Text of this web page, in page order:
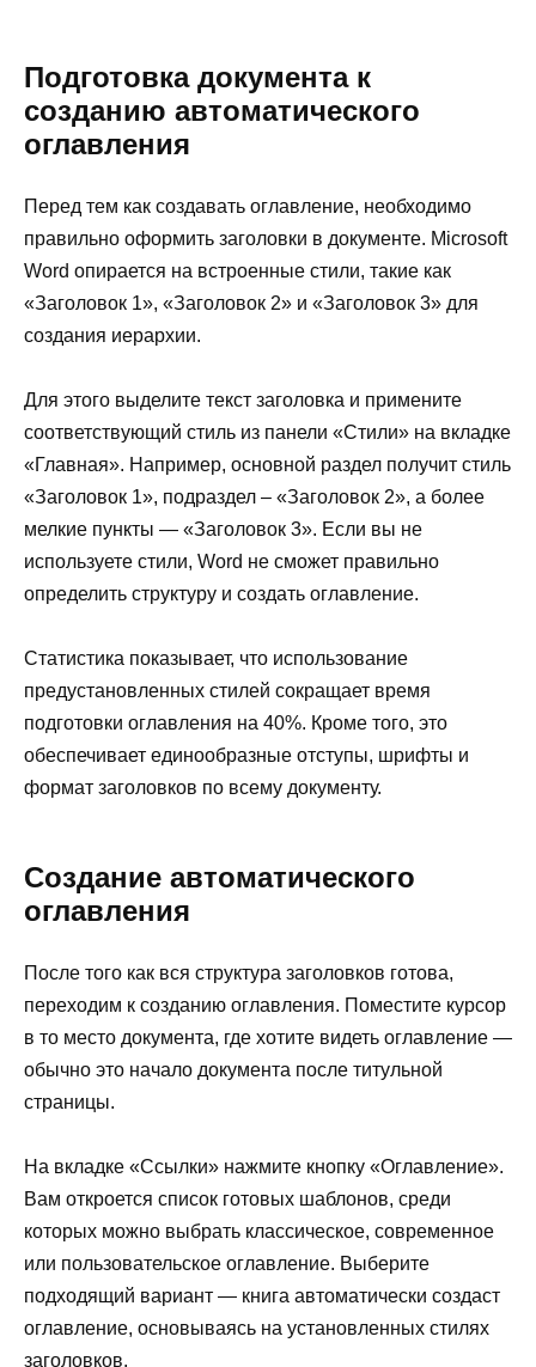
Подготовка документа к
созданию автоматического
оглавления
Перед тем как создавать оглавление, необходимо
правильно оформить заголовки в документе. Microsoft
Word опирается на встроенные стили, такие как
«Заголовок 1», «Заголовок 2» и «Заголовок 3» для
создания иерархии.
Для этого выделите текст заголовка и примените
соответствующий стиль из панели «Стили» на вкладке
«Главная». Например, основной раздел получит стиль
«Заголовок 1», подраздел – «Заголовок 2», а более
мелкие пункты — «Заголовок 3». Если вы не
используете стили, Word не сможет правильно
определить структуру и создать оглавление.
Статистика показывает, что использование
предустановленных стилей сокращает время
подготовки оглавления на 40%. Кроме того, это
обеспечивает единообразные отступы, шрифты и
формат заголовков по всему документу.
Создание автоматического
оглавления
После того как вся структура заголовков готова,
переходим к созданию оглавления. Поместите курсор
в то место документа, где хотите видеть оглавление —
обычно это начало документа после титульной
страницы.
На вкладке «Ссылки» нажмите кнопку «Оглавление».
Вам откроется список готовых шаблонов, среди
которых можно выбрать классическое, современное
или пользовательское оглавление. Выберите
подходящий вариант — книга автоматически создаст
оглавление, основываясь на установленных стилях
заголовков.